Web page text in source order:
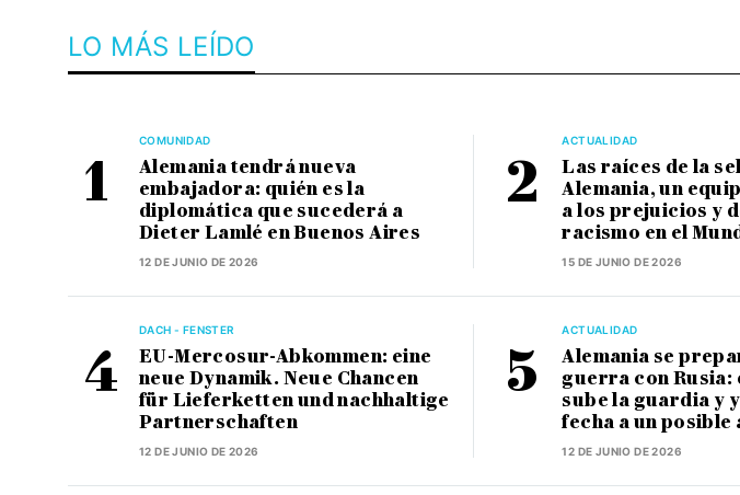
LO MÁS LEÍDO
COMUNIDAD
Alemania tendrá nueva
embajadora: quién es la
diplomática que sucederá a
Dieter Lamlé en Buenos Aires
12 DE JUNIO DE 2026
ACTUALIDAD
Las raíces de la
Alemania, un
a los prejuicios y
racismo en el
15 DE JUNIO DE 2026
DACH - FENSTER
EU-Mercosur-Abkommen: eine
neue Dynamik. Neue Chancen
für Lieferketten und nachhaltige
Partnerschaften
12 DE JUNIO DE 2026
ACTUALIDAD
Alemania se
guerra con Rusia:
sube la guardia y
fecha a un posible
12 DE JUNIO DE 2026